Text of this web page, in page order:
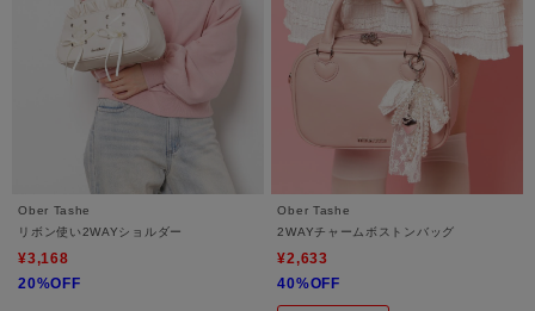
Ober Tashe
リボン使い2WAYショルダー
¥3,168
20%OFF
Ober Tashe
2WAYチャームボストンバッグ
¥2,633
40%OFF